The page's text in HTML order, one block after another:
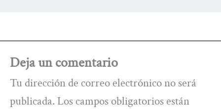
Deja un comentario
Tu dirección de correo electrónico no será
publicada. Los campos obligatorios están